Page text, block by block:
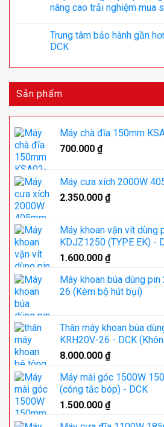
nâng cao trải nghiệm mua
Trung tâm bảo hành gần
DCK
Sản phẩm
Máy chà đĩa 150mm
700.000 ₫
Máy cưa xích 2000W
2.350.000 ₫
Máy khoan vặn vít dùng
KDJZ1250 (TYPE EK) -
1.600.000 ₫
Máy khoan búa dùng
26 (Kèm bộ hút bụi)
Thân máy khoan búa
KRH20V-26 - DCK
8.000.000 ₫
Máy mài góc 1500W
(công tắc bóp) - DCK
1.500.000 ₫